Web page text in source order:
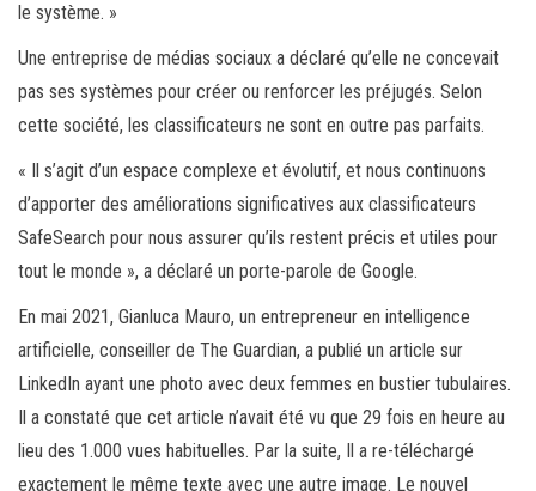
le système. »
Une entreprise de médias sociaux a déclaré qu’elle ne concevait
pas ses systèmes pour créer ou renforcer les préjugés. Selon
cette société, les classificateurs ne sont en outre pas parfaits.
« Il s’agit d’un espace complexe et évolutif, et nous continuons
d’apporter des améliorations significatives aux classificateurs
SafeSearch pour nous assurer qu’ils restent précis et utiles pour
tout le monde », a déclaré un porte-parole de Google.
En mai 2021, Gianluca Mauro, un entrepreneur en intelligence
artificielle, conseiller de The Guardian, a publié un article sur
LinkedIn ayant une photo avec deux femmes en bustier tubulaires.
Il a constaté que cet article n’avait été vu que 29 fois en heure au
lieu des 1.000 vues habituelles. Par la suite, Il a re-téléchargé
exactement le même texte avec une autre image. Le nouvel